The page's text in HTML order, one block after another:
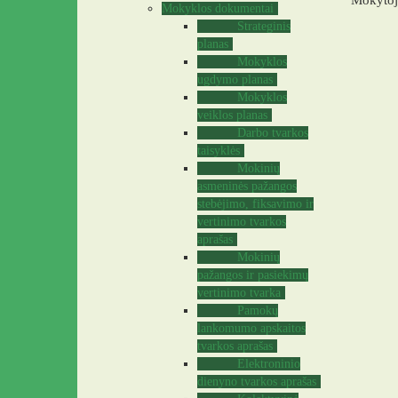
Mokyklos dokumentai
Strateginis
planas
Mokyklos
ugdymo planas
Mokyklos
veiklos planas
Darbo tvarkos
taisyklės
Mokinių
asmeninės pažangos
stebėjimo, fiksavimo ir
vertinimo tvarkos
aprašas
Mokinių
pažangos ir pasiekimų
vertinimo tvarka
Pamokų
lankomumo apskaitos
tvarkos aprašas
Elektroninio
dienyno tvarkos aprašas